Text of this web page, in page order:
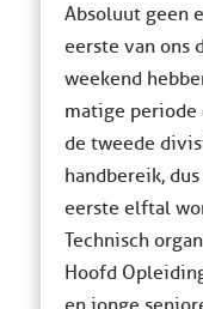
Absoluut geen
eerste van ons
weekend
matige periode
de tweede
handbereik,
eerste elftal
Technisch
Hoofd